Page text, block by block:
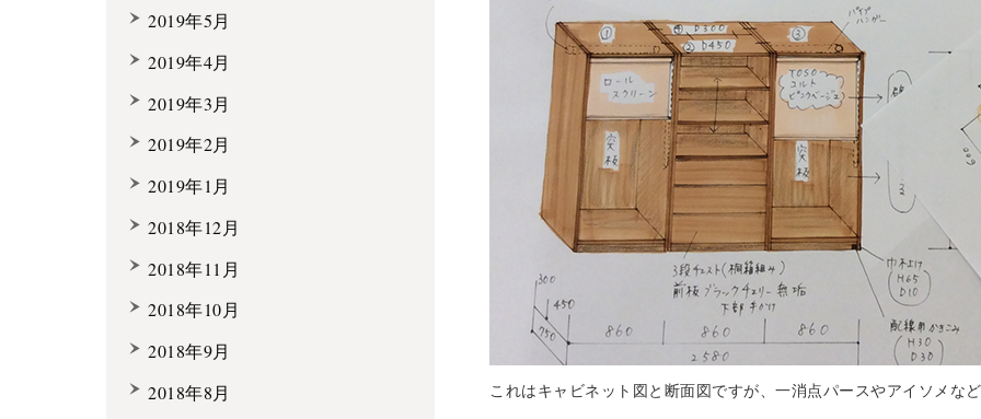
これはキャビネット図と断面図ですが、一消点パースやアイソメな
2019年5月
2019年4月
2019年3月
2019年2月
2019年1月
2018年12月
2018年11月
2018年10月
2018年9月
2018年8月